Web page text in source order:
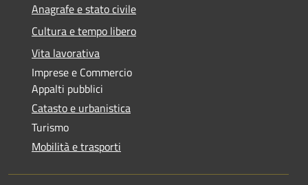
Anagrafe e stato civile
Cultura e tempo libero
Vita lavorativa
Imprese e Commercio
Appalti pubblici
Catasto e urbanistica
Turismo
Mobilità e trasporti